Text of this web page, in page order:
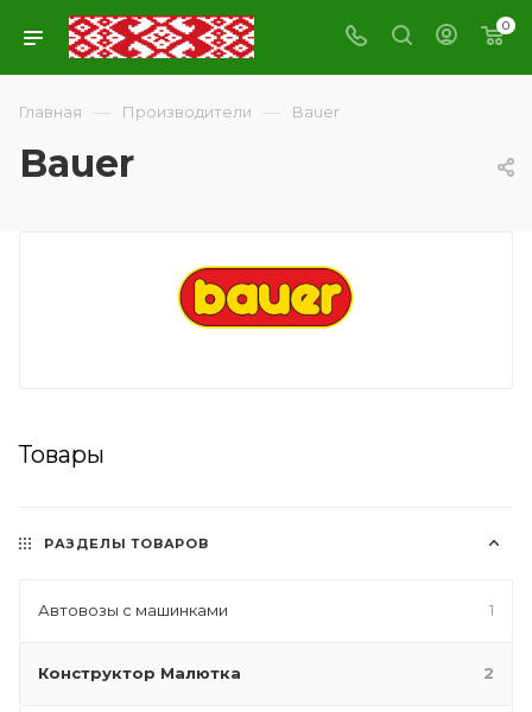
0
Главная — Производители — Bauer
Bauer
Товары
РАЗДЕЛЫ ТОВАРОВ
Автовозы с машинками 1
Конструктор Малютка 2